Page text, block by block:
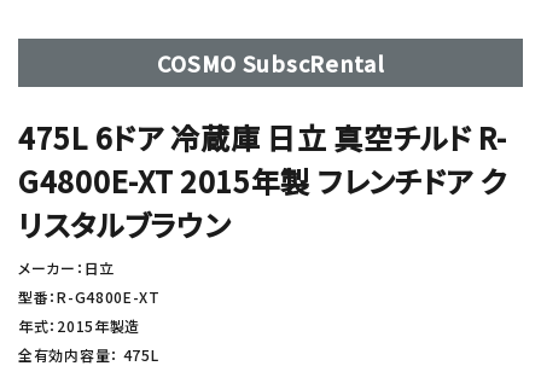
COSMO SubscRental
475L 6ドア 冷蔵庫 日立 真空チルド R-
G4800E-XT 2015年製 フレンチドア ク
リスタルブラウン
メーカー：日立
型番：R-G4800E-XT
年式：2015年製造
全有効内容量： 475L